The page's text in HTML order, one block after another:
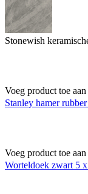
Stonewish
Voeg product toe aan
Stanley hamer
Voeg product toe aan
Worteldoek zwart 5